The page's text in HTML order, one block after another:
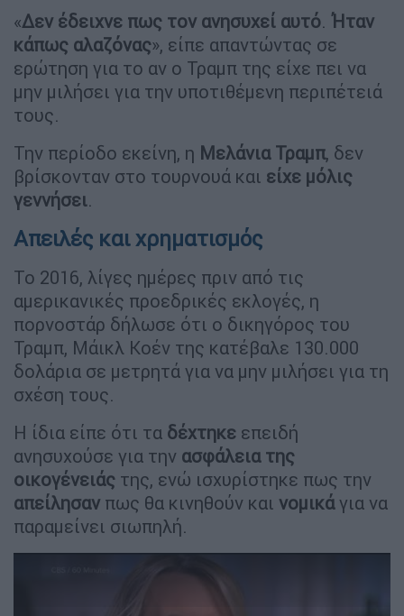
«Δεν έδειχνε πως τον ανησυχεί αυτό. Ήταν
κάπως αλαζόνας», είπε απαντώντας σε
ερώτηση για το αν ο Τραμπ της είχε πει να
μην μιλήσει για την υποτιθέμενη περιπέτειά
τους.
Την περίοδο εκείνη, η Μελάνια Τραμπ, δεν
βρίσκονταν στο τουρνουά και είχε μόλις
γεννήσει.
Απειλές και χρηματισμός
Το 2016, λίγες ημέρες πριν από τις
αμερικανικές προεδρικές εκλογές, η
πορνοστάρ δήλωσε ότι ο δικηγόρος του
Τραμπ, Μάικλ Κοέν της κατέβαλε 130.000
δολάρια σε μετρητά για να μην μιλήσει για τη
σχέση τους.
Η ίδια είπε ότι τα δέχτηκε επειδή
ανησυχούσε για την ασφάλεια της
οικογένειάς της, ενώ ισχυρίστηκε πως την
απείλησαν πως θα κινηθούν και νομικάγια να
παραμείνει σιωπηλή.